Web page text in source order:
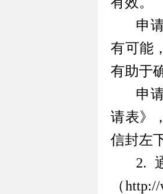
申
有可能
有助于
申
请表》
信封左
2.
（